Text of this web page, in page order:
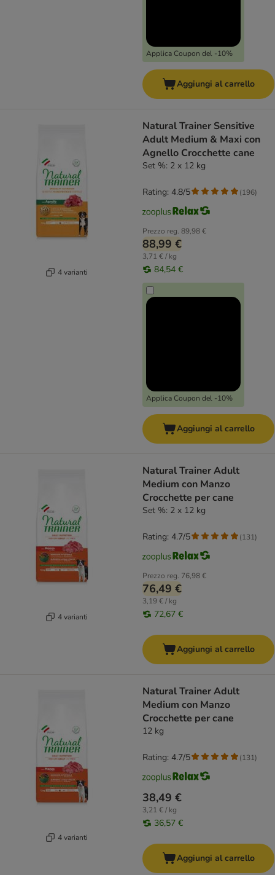
Applica Coupon del -10%
Aggiungi al carrello
4 varianti
Natural Trainer Sensitive
Adult Medium & Maxi con
Agnello Crocchette cane
Set %: 2 x 12 kg
Prezzo reg. 89,98 €
88,99 €
3,71 € / kg
84,54 €
Applica Coupon del -10%
Rating: 4.8/5 (196)
Aggiungi al carrello
4 varianti
Natural Trainer Adult
Medium con Manzo
Crocchette per cane
Set %: 2 x 12 kg
Prezzo reg. 76,98 €
76,49 €
3,19 € / kg
72,67 €
Rating: 4.7/5 (131)
Aggiungi al carrello
4 varianti
Natural Trainer Adult
Medium con Manzo
Crocchette per cane
12 kg
38,49 €
3,21 € / kg
36,57 €
Rating: 4.7/5 (131)
Aggiungi al carrello